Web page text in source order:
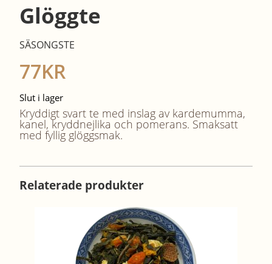
Glöggte
SÄSONGSTE
77KR
Slut i lager
Kryddigt svart te med inslag av kardemumma,
kanel, kryddnejlika och pomerans. Smaksatt
med fyllig glöggsmak.
Relaterade produkter